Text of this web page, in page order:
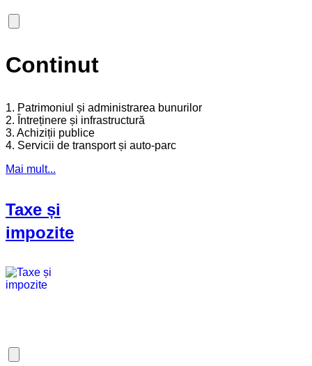
Continut
1. Patrimoniul și administrarea bunurilor
2. Întreținere și infrastructură
3. Achiziții publice
4. Servicii de transport și auto-parc
Mai mult...
Taxe și
impozite